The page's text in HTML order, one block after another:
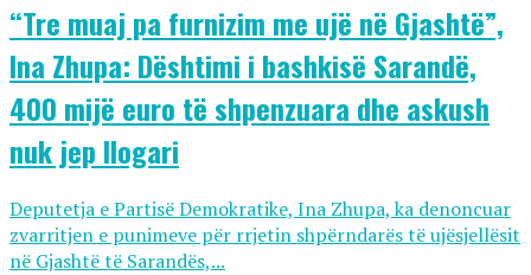
“Tre muaj pa furnizim me ujë në Gjashtë”,
Ina Zhupa: Dështimi i bashkisë Sarandë,
400 mijë euro të shpenzuara dhe askush
nuk jep llogari
Deputetja e Partisë Demokratike, Ina Zhupa, ka denoncuar
zvarritjen e punimeve për rrjetin shpërndarës të ujësjellësit
në Gjashtë të Sarandës,...